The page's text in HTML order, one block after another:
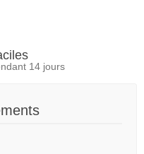
14 jours